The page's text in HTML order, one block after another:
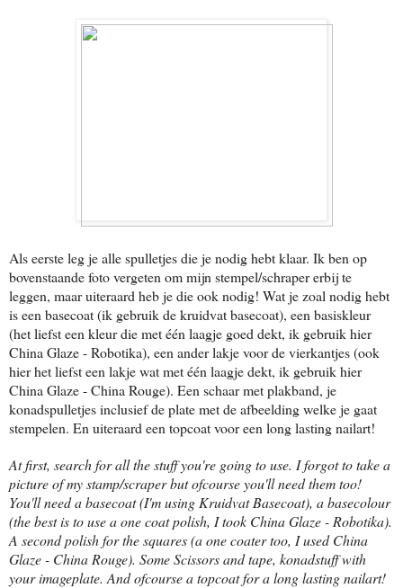
Als eerste leg je alle spulletjes die je nodig hebt klaar. Ik ben op
bovenstaande foto vergeten om mijn stempel/schraper erbij te
leggen, maar uiteraard heb je die ook nodig! Wat je zoal nodig hebt
is een basecoat (ik gebruik de kruidvat basecoat), een basiskleur
(het liefst een kleur die met één laagje goed dekt, ik gebruik hier
China Glaze - Robotika), een ander lakje voor de vierkantjes (ook
hier het liefst een lakje wat met één laagje dekt, ik gebruik hier
China Glaze - China Rouge). Een schaar met plakband, je
konadspulletjes inclusief de plate met de afbeelding welke je gaat
stempelen. En uiteraard een topcoat voor een long lasting nailart!
At first, search for all the stuff you're going to use. I forgot to take a
picture of my stamp/scraper but ofcourse you'll need them too!
You'll need a basecoat (I'm using Kruidvat Basecoat), a basecolour
(the best is to use a one coat polish, I took China Glaze - Robotika).
A second polish for the squares (a one coater too, I used China
Glaze - China Rouge). Some Scissors and tape, konadstuff with
your imageplate. And ofcourse a topcoat for a long lasting nailart!